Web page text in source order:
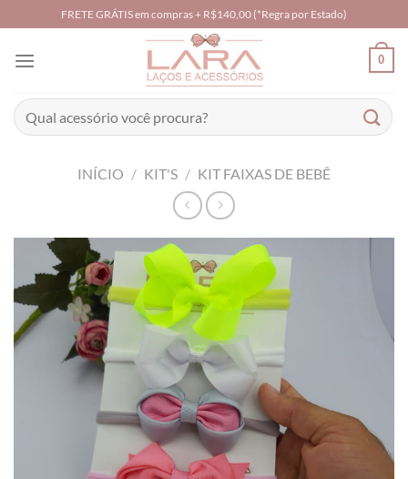
to
content
FRETE GRÁTIS em compras + R$140,00 (*Regra por Estado)
0
Pesquisar
por:
INÍCIO / KIT'S / KIT FAIXAS DE BEBÊ